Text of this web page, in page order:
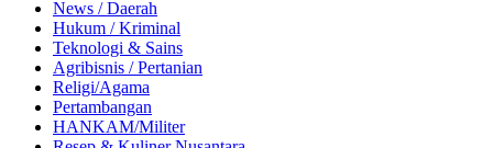
News / Daerah
Hukum / Kriminal
Teknologi & Sains
Agribisnis / Pertanian
Religi/Agama
Pertambangan
HANKAM/Militer